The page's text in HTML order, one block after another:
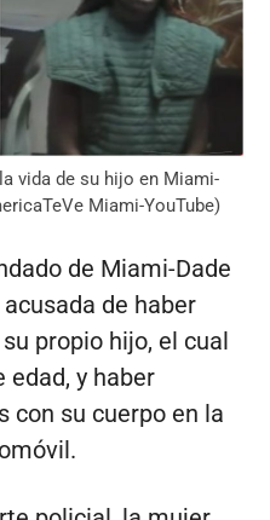
vida de su hijo en Miami-
Miami-YouTube)
de Miami-Dade
de haber
propio hijo, el cual
edad, y haber
con su cuerpo en la